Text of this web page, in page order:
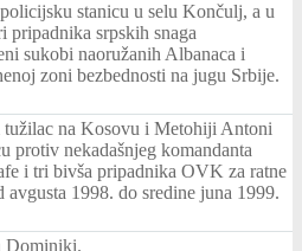
stanicu u selu Končulj, a u
pripadnika srpskih snaga
sukobi naoružanih Albanaca i
zoni bezbednosti na jugu Srbije.
tužilac na Kosovu i Metohiji Antoni
protiv nekadašnjeg komandanta
i tri bivša pripadnika OVK za ratne
1998. do sredine juna 1999.
Dominiki.